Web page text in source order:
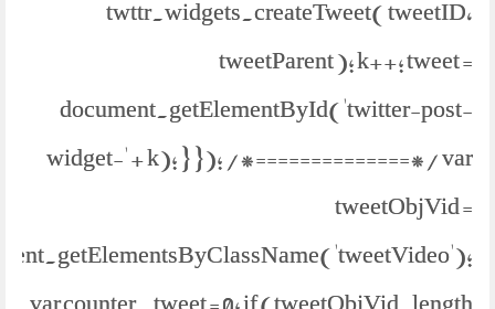
twttr.widgets.createTweet( tweetID,
tweetParent ); k++; tweet =
document.getElementById('twitter-post-
widget-' + k); } }); /*==============*/ var
tweetObjVid =
var counter_tweet = 0; if (tweetObjVid.length